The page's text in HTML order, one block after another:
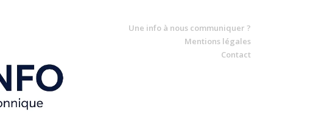
Une info à nous communiquer ?
Mentions légales
Contact